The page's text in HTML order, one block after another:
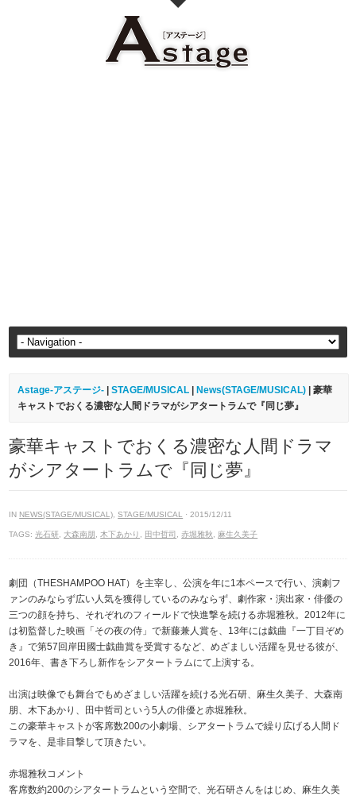
Astage-アステージ- |STAGE/MUSICAL News(STAGE/MUSICAL) | 豪華
キャストでおくる濃密な人間ドラマがシアタートラムで『同じ夢』
豪華キャストでおくる濃密な人間ドラマ
がシアタートラムで『同じ夢』
IN NEWS(STAGE/MUSICAL) ,STAGE/MUSICAL · 2015/12/11
TAGS:光石研 大森南朋 木下あかり 田中哲司 ,赤堀雅秋 麻生久美子
劇団（THESHAMPOO HAT）を主宰し、公演を年に1本ペースで行い、演劇フ
ァンのみならず広い人気を獲得しているのみならず、劇作家・演出家・俳優の
三つの顔を持ち、それぞれのフィールドで快進撃を続ける赤堀雅秋。2012年に
は初監督した映画「その夜の侍」で新藤兼人賞を、13年には戯曲『一丁目ぞめ
き』で第57回岸田國士戯曲賞を受賞するなど、めざましい活躍を見せる彼が、
2016年、書き下ろし新作をシアタートラムにて上演する。
出演は映像でも舞台でもめざましい活躍を続ける光石研、麻生久美子、大森南
朋、木下あかり、田中哲司という5人の俳優と赤堀雅秋。
この豪華キャストが客席数200の小劇場、シアタートラムで繰り広げる人間ド
ラマを、是非目撃して頂きたい。
赤堀雅秋コメント
客席数約200のシアタートラムという空間で、光石研さんをはじめ、麻生久美